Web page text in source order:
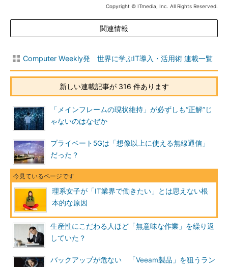
Copyright © ITmedia, Inc. All Rights Reserved.
関連情報
Computer Weekly発 世界に学ぶIT導入・活用術 連載一覧
新しい連載記事が 316 件あります
「メインフレームの現状維持」が必ずしも“正解”じ
ゃないのはなぜか
プライベート5Gは「想像以上に使える無線通信」
だった？
理系女子が「IT業界で働きたい」とは思えない根
本的な原因
生産性にこだわる人ほど「無意味な作業」を繰り返
していた？
バックアップが危ない 「Veeam製品」を狙うラン